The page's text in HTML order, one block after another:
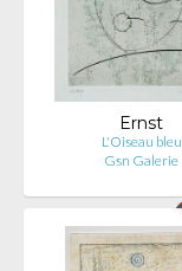
Ernst
L'Oiseau bleu
Gsn Galerie